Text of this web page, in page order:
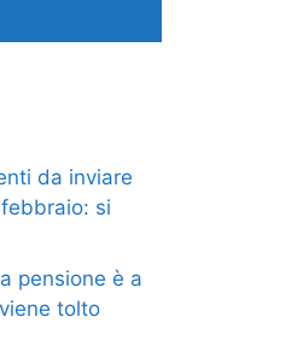
da inviare
febbraio: si
pensione è a
tolto